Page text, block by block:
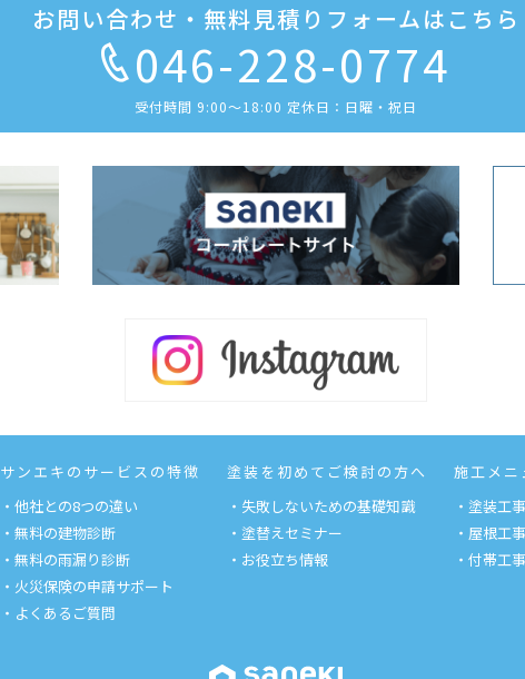
お問い合わせ・無料見積りフォームはこちら
046-228-0774
受付時間 9:00〜18:00 定休日：日曜・祝日
サンエキのサービスの特徴
・他社との8つの違い
・無料の建物診断
・無料の雨漏り診断
・火災保険の申請サポート
・よくあるご質問
塗装を初めてご検討の方へ
・失敗しないための基礎知識
・塗替えセミナー
・お役立ち情報
施工メニ
・塗装工事
・屋根工事
・付帯工事